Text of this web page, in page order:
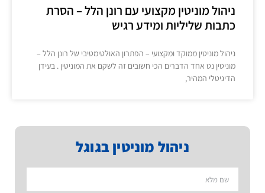
ניהול מוניטין בגוגל
ניהול מוניטין מקצועי עם רונן הלל – הסרת
כתבות שליליות ומידע רגיש
ניהול מוניטין ממוקד ומקצועי – הפתרון האולטימטיבי של רונן הלל –
מוניטין נט אחד הדברים הכי חשובים זה לשקם את המוניטין . בעידן
הדיגיטלי המהיר,